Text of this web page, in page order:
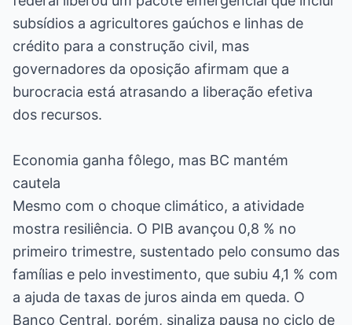
subsídios a agricultores gaúchos e linhas de
crédito para a construção civil, mas
governadores da oposição afirmam que a
burocracia está atrasando a liberação efetiva
dos recursos.
Economia ganha fôlego, mas BC mantém
cautela
Mesmo com o choque climático, a atividade
mostra resiliência. O PIB avançou 0,8 % no
primeiro trimestre, sustentado pelo consumo das
famílias e pelo investimento, que subiu 4,1 % com
a ajuda de taxas de juros ainda em queda. O
Banco Central, porém, sinaliza pausa no ciclo de